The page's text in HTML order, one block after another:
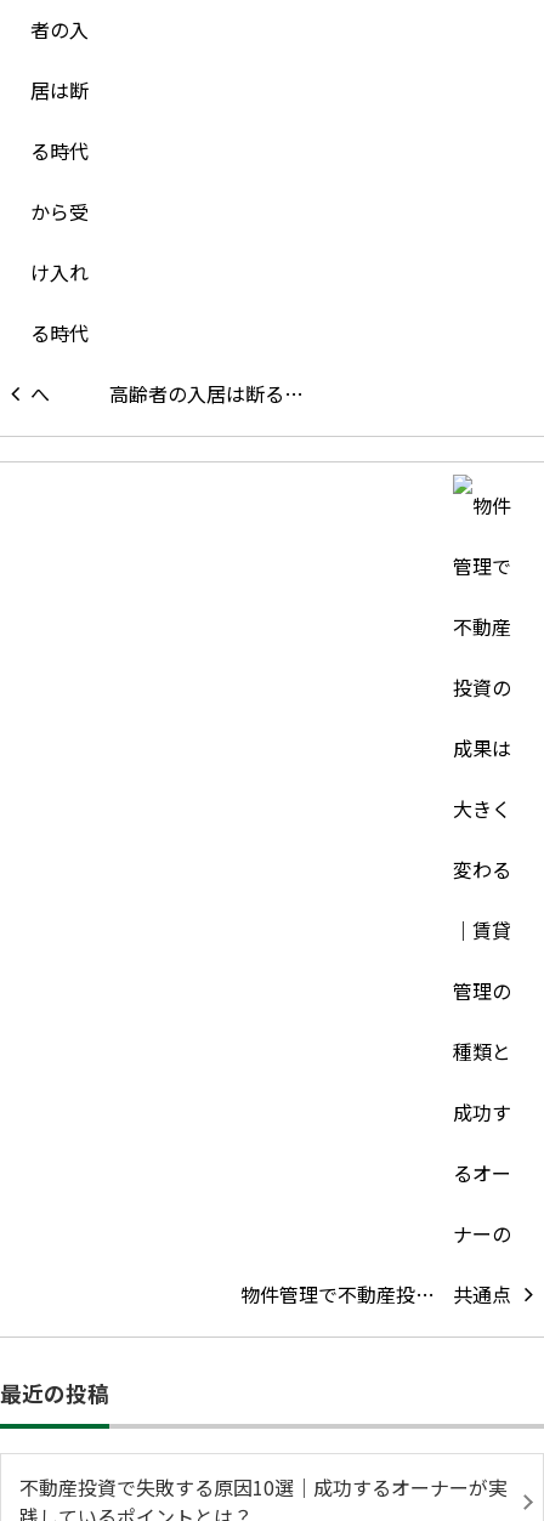
高齢者の入居は断る…
物件管理で不動産投…
最近の投稿
不動産投資で失敗する原因10選｜成功するオーナーが実